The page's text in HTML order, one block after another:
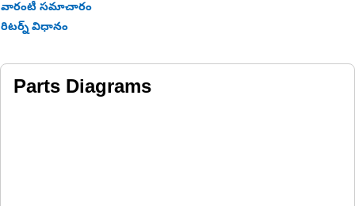
వారంటీ సమాచారం
రిటర్న్ విధానం
Parts Diagrams